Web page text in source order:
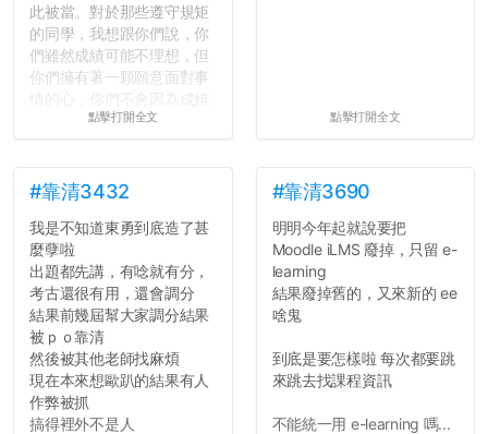
此被當。對於那些遵守規矩
的同學，我想跟你們說，你
們雖然成績可能不理想，但
你們擁有著一顆願意面對事
壓力而選擇逃避(作弊)，在
績無法體現你們的努力，但
往後你們正直的態度一定會
讓你們在社會上適應得更
好。最後，那些作弊的同
學，你們要瞭解到作弊對你
們而言是沒有任何好處的，
大學是你們唯一可以勇敢認
錯但不需要付出太大代價的
地方，你們在這時候如果不
會學會...
點擊打開全文 點擊打開全文
#靠清3432
我是不知道東勇到底造了甚
麼孽啦
出題都先講，有唸就有分，
考古還很有用，還會調分
結果前幾屆幫大家調分結果
被ｐｏ靠清
然後被其他老師找麻煩
現在本來想歐趴的結果有人
作弊被抓
搞得裡外不是人
#靠清3690
明明今年起就說要把
Moodle iLMS 廢掉，只留 e-
learning
結果廢掉舊的，又來新的 ee
啥鬼
到底是要怎樣啦 每次都要跳
來跳去找課程資訊
不能統一用 e-learning 嗎...